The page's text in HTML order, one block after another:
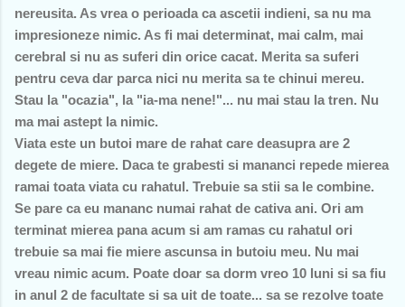
nereusita. As vrea o perioada ca ascetii indieni, sa nu ma
impresioneze nimic. As fi mai determinat, mai calm, mai
cerebral si nu as suferi din orice cacat. Merita sa suferi
pentru ceva dar parca nici nu merita sa te chinui mereu.
Stau la "ocazia", la "ia-ma nene!"... nu mai stau la tren. Nu
ma mai astept la nimic.
Viata este un butoi mare de rahat care deasupra are 2
degete de miere. Daca te grabesti si mananci repede mierea
ramai toata viata cu rahatul. Trebuie sa stii sa le combine.
Se pare ca eu mananc numai rahat de cativa ani. Ori am
terminat mierea pana acum si am ramas cu rahatul ori
trebuie sa mai fie miere ascunsa in butoiu meu. Nu mai
vreau nimic acum. Poate doar sa dorm vreo 10 luni si sa fiu
in anul 2 de facultate si sa uit de toate... sa se rezolve toate